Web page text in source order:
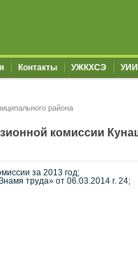
Контакты УЖКХСЭ
района
комиссии
за 2013 год;
труда» от 06.03.2014 г. 24;